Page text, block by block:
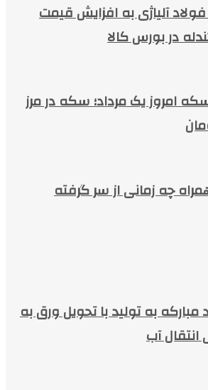
آلیاژی به افزایش قیمت
در بورس کالا
امروز یک مرداد؛ سکه در مرز
چه زمانی از سر گرفته
به تولید با تحویل ورق به
آب